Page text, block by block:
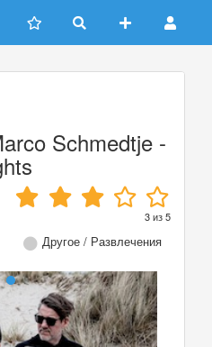
Schmedtje -
3из5
Другое / Развлечения